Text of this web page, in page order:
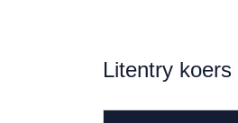
Litentry